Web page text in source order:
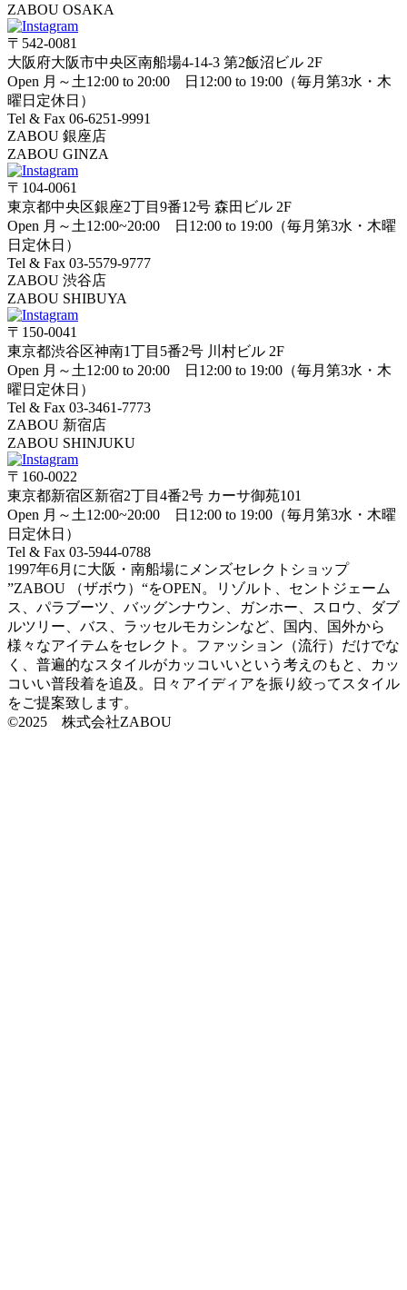
ZABOU OSAKA
〒542-0081
大阪府大阪市中央区南船場4-14-3 第2飯沼ビル 2F
Open 月～土12:00 to 20:00 日12:00 to 19:00（毎月第3水・木
曜日定休日）
Tel & Fax 06-6251-9991
ZABOU 銀座店
ZABOU GINZA
〒104-0061
東京都中央区銀座2丁目9番12号 森田ビル 2F
Open 月～土12:00~20:00 日12:00 to 19:00（毎月第3水・木曜
日定休日）
Tel & Fax 03-5579-9777
ZABOU 渋谷店
ZABOU SHIBUYA
〒150-0041
東京都渋谷区神南1丁目5番2号 川村ビル 2F
Open 月～土12:00 to 20:00 日12:00 to 19:00（毎月第3水・木
曜日定休日）
Tel & Fax 03-3461-7773
ZABOU 新宿店
ZABOU SHINJUKU
〒160-0022
東京都新宿区新宿2丁目4番2号 カーサ御苑101
Open 月～土12:00~20:00 日12:00 to 19:00（毎月第3水・木曜
日定休日）
Tel & Fax 03-5944-0788
1997年6月に大阪・南船場にメンズセレクトショップ
”ZABOU （ザボウ）“をOPEN。リゾルト、セントジェーム
ス、パラブーツ、バッグンナウン、ガンホー、スロウ、ダブ
ルツリー、バス、ラッセルモカシンなど、国内、国外から
様々なアイテムをセレクト。ファッション（流行）だけでな
く、普遍的なスタイルがカッコいいという考えのもと、カッ
コいい普段着を追及。日々アイディアを振り絞ってスタイル
をご提案致します。
©2025 株式会社ZABOU